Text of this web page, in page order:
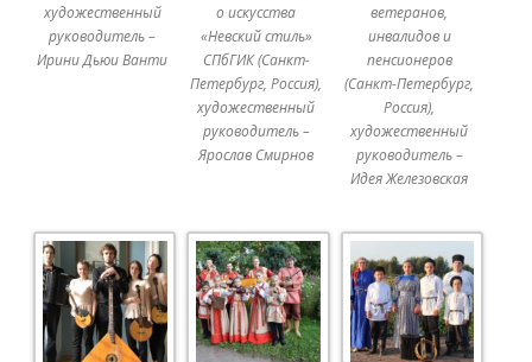
художественный
руководитель –
Ирини Дьюи Ванти
о искусства
«Невский стиль»
СПбГИК (Санкт-
Петербург, Россия),
художественный
руководитель –
Ярослав Смирнов
ветеранов,
инвалидов и
пенсионеров
(Санкт-Петербург,
Россия),
художественный
руководитель –
Идея Железовская